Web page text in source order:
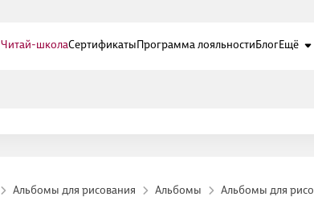
Читай-школаСертификатыПрограмма лояльностиБлогЕщё
Альбомы для рисования Альбомы Альбомы для